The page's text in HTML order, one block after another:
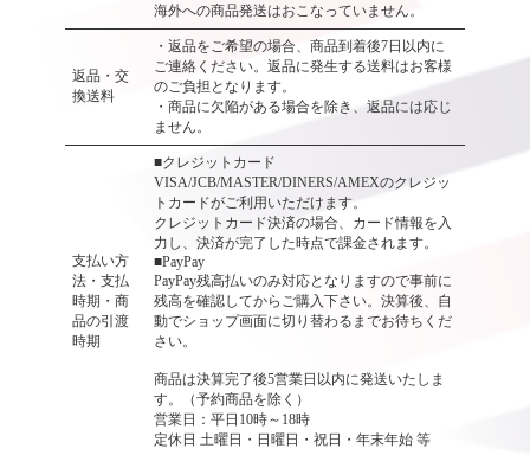
海外への商品発送はおこなっていません。
返品・交
換送料
・返品をご希望の場合、商品到着後7日以内に
ご連絡ください。返品に発生する送料はお客様
のご負担となります。
・商品に欠陥がある場合を除き、返品には応じ
ません。
支払い方
法・支払
時期・商
品の引渡
時期
■クレジットカード
VISA/JCB/MASTER/DINERS/AMEXのクレジッ
トカードがご利用いただけます。
クレジットカード決済の場合、カード情報を入
力し、決済が完了した時点で課金されます。
■PayPay
PayPay残高払いのみ対応となりますので事前に
残高を確認してからご購入下さい。決算後、自
動でショップ画面に切り替わるまでお待ちくだ
さい。
商品は決算完了後5営業日以内に発送いたしま
す。（予約商品を除く）
営業日：平日10時～18時
定休日 土曜日・日曜日・祝日・年末年始 等